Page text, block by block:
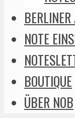
NOTE
BOUTIQUE
ÜBER NOB